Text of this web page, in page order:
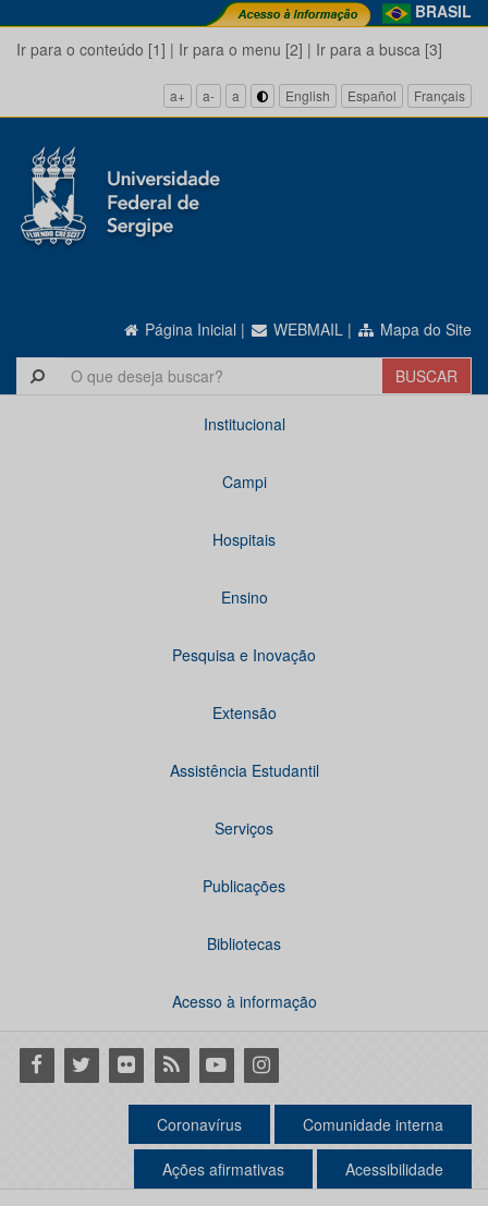
BRASIL
Ir para o conteúdo [1] | Ir para o menu [2] | Ir para a busca [3]
a+ a- a English Español Français
Página Inicial | WEBMAIL | Mapa do Site
Institucional
Campi
Hospitais
Ensino
Pesquisa e Inovação
Extensão
Assistência Estudantil
Serviços
Publicações
Bibliotecas
Acesso à informação
Facebook
Twitter Flickr RSS YoutubeInstagram
Coronavírus Comunidade interna
Ações afirmativas Acessibilidade